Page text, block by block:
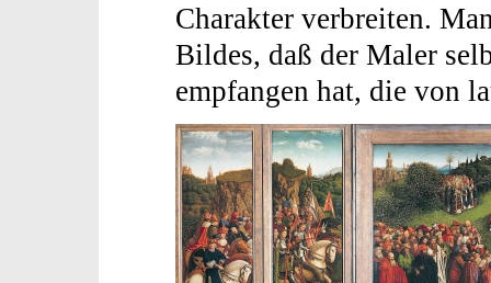
Charakter verbreiten.
Bildes, daß der Maler
empfangen hat, die von